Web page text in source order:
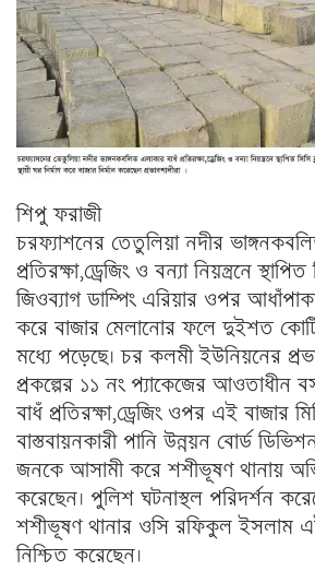
শিপু ফরাজী
চরফ্যাশনের তেতুলিয়া নদীর
প্রতিরক্ষা,ড্রেজিং ও বন্যা নিয়ন্ত্রনে
জিওব্যাগ ডাম্পিং এরিয়ার ওপর আধাঁপাকা
করে বাজার মেলানোর ফলে দুইশত
মধ্যে পড়েছে। চর কলমী ইউনিয়নের
প্রকল্পের ১১ নং প্যাকেজের আওতাধীন
বাধঁ প্রতিরক্ষা,ড্রেজিং ওপর এই বাজার
বাস্তবায়নকারী পানি উন্নয়ন বোর্ড
জনকে আসামী করে শশীভূষণ থানায়
করেছেন। পুলিশ ঘটনাস্থল পরিদর্শন
শশীভূষণ থানার ওসি রফিকুল ইসলাম
নিশ্চিত করেছেন।